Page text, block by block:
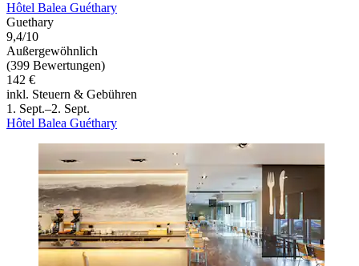
Hôtel Balea Guéthary
Guethary
9,4/10
Außergewöhnlich
(399 Bewertungen)
142 €
inkl. Steuern & Gebühren
1. Sept.–2. Sept.
Hôtel Balea Guéthary